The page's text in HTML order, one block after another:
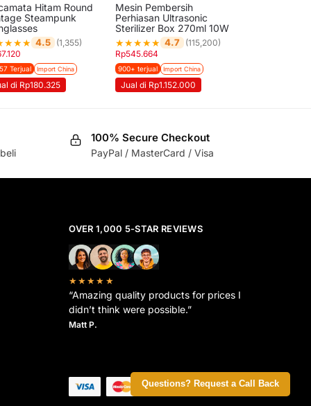
Questions? Request a Call Back
Hitam Round
Steampunk
★★★ 4.5 (1,355)
Terjual Import China
di Rp180.325
Mesin Pembersih
Perhiasan Ultrasonic
Sterilizer Box 270ml 10W
★★★★★ 4.7
(115,200)
Rp545.664
900+ terjual Import China
Jual di Rp1.152.000
100% Secure Checkout
PayPal / MasterCard / Visa
OVER 1,000 5-STAR REVIEWS
★★★★★
“Amazing quality products for prices I
didn’t think were possible.”
Matt P.